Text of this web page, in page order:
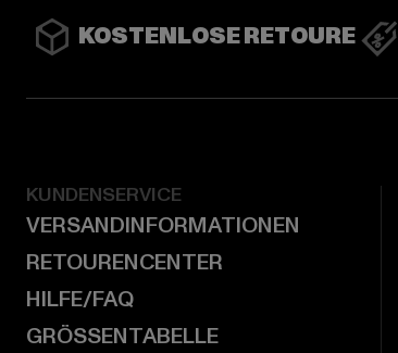
KOSTENLOSE RETOURE
KUNDENSERVICE
VERSANDINFORMATIONEN
RETOURENCENTER
HILFE/FAQ
GRÖSSENTABELLE